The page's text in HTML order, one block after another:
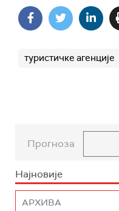
туристичке агенције
Прогноза
Најновије